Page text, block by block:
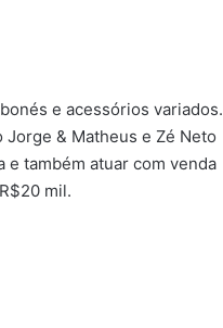
e acessórios variados.
& Matheus e Zé Neto
e também atuar com venda
mil.